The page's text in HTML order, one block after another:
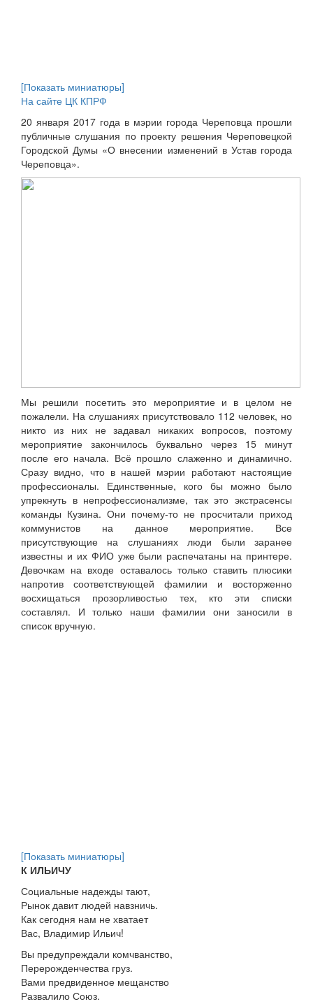
[Показать миниатюры]
На сайте ЦК КПРФ
20 января 2017 года в мэрии города Череповца прошли
публичные слушания по проекту решения Череповецкой
Городской Думы «О внесении изменений в Устав города
Череповца».
Мы решили посетить это мероприятие и в целом не
пожалели. На слушаниях присутствовало 112 человек, но
никто из них не задавал никаких вопросов, поэтому
мероприятие закончилось буквально через 15 минут
после его начала. Всё прошло слаженно и динамично.
Сразу видно, что в нашей мэрии работают настоящие
профессионалы. Единственные, кого бы можно было
упрекнуть в непрофессионализме, так это экстрасенсы
команды Кузина. Они почему-то не просчитали приход
коммунистов на данное мероприятие. Все
присутствующие на слушаниях люди были заранее
известны и их ФИО уже были распечатаны на принтере.
Девочкам на входе оставалось только ставить плюсики
напротив соответствующей фамилии и восторженно
восхищаться прозорливостью тех, кто эти списки
составлял. И только наши фамилии они заносили в
список вручную.
[Показать миниатюры]
К ИЛЬИЧУ
Социальные надежды тают,
Рынок давит людей навзничь.
Как сегодня нам не хватает
Вас, Владимир Ильич!
Вы предупреждали комчванство,
Перерожденчества груз.
Вами предвиденное мещанство
Развалило Союз.